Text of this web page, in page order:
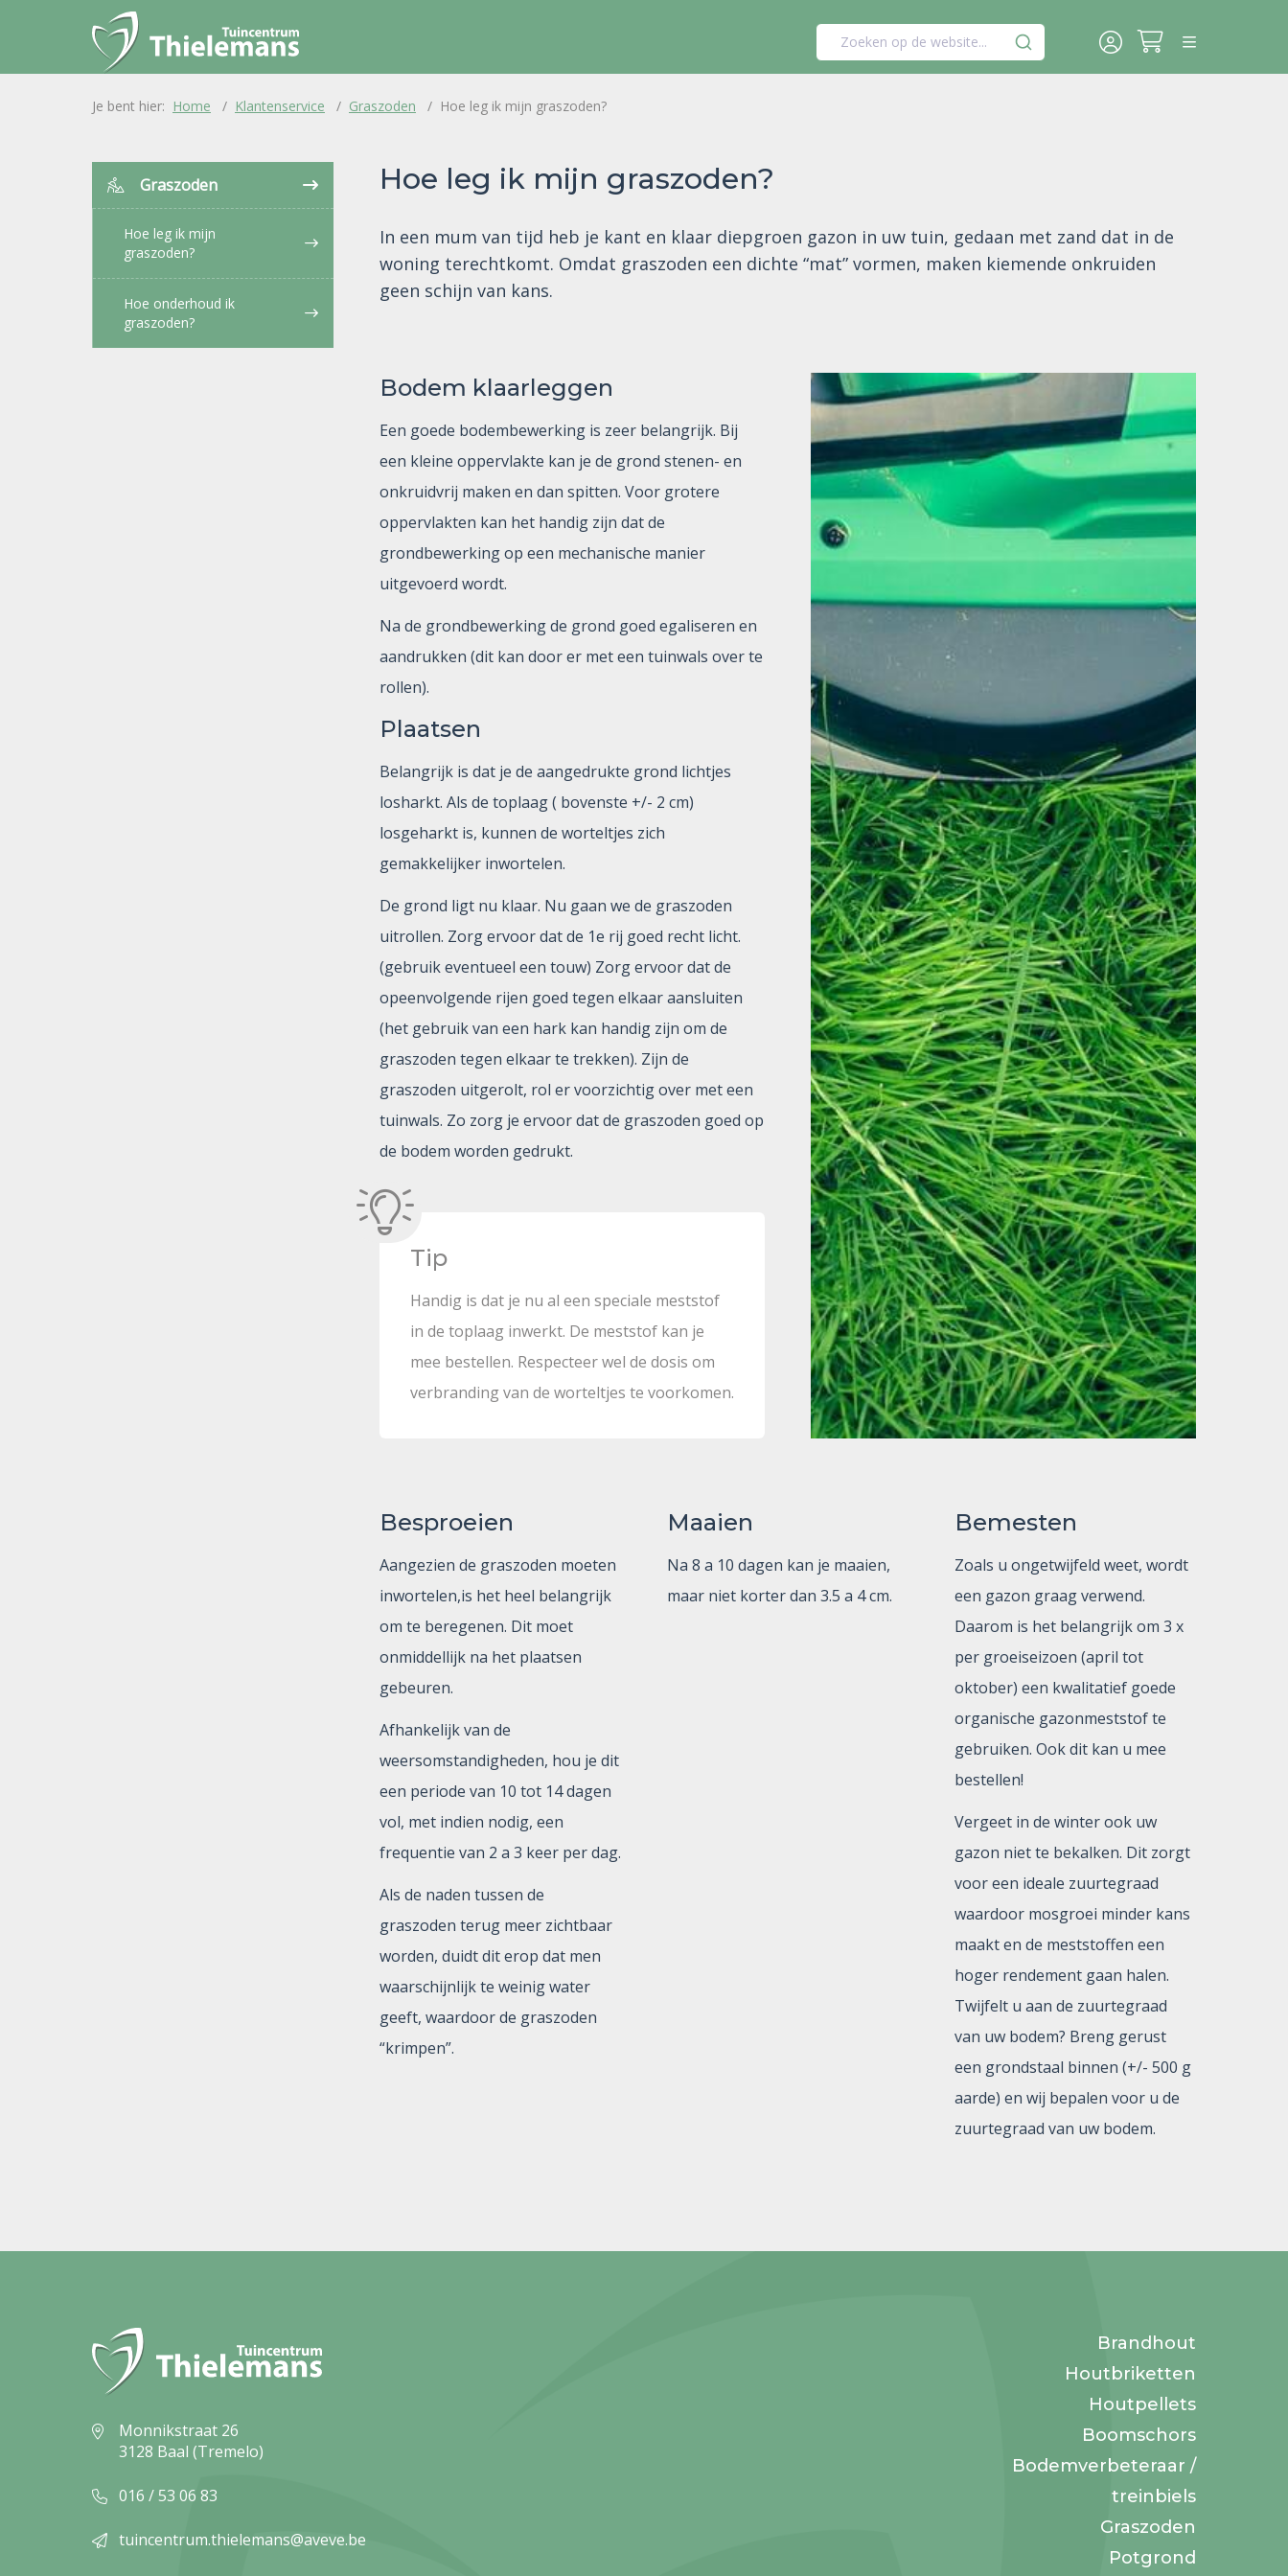
Zoeken op de website...
Home Klantenservice Graszoden Hoe leg ik mijn graszoden?
Graszoden
Hoe leg ik mijn
graszoden?
Hoe onderhoud ik
graszoden?
Hoe leg ik mijn graszoden?
In een mum van tijd heb je kant en klaar diepgroen gazon in uw tuin, gedaan met zand dat in de
woning terechtkomt. Omdat graszoden een dichte “mat” vormen, maken kiemende onkruiden
geen schijn van kans.
Bodem klaarleggen
Een goede bodembewerking is zeer belangrijk. Bij
een kleine oppervlakte kan je de grond stenen- en
onkruidvrij maken en dan spitten. Voor grotere
oppervlakten kan het handig zijn dat de
grondbewerking op een mechanische manier
uitgevoerd wordt.
Na de grondbewerking de grond goed egaliseren en
aandrukken (dit kan door er met een tuinwals over te
rollen).
Plaatsen
Belangrijk is dat je de aangedrukte grond lichtjes
losharkt. Als de toplaag ( bovenste +/- 2 cm)
losgeharkt is, kunnen de worteltjes zich
gemakkelijker inwortelen.
De grond ligt nu klaar. Nu gaan we de graszoden
uitrollen. Zorg ervoor dat de 1e rij goed recht licht.
(gebruik eventueel een touw) Zorg ervoor dat de
opeenvolgende rijen goed tegen elkaar aansluiten
(het gebruik van een hark kan handig zijn om de
graszoden tegen elkaar te trekken). Zijn de
graszoden uitgerolt, rol er voorzichtig over met een
tuinwals. Zo zorg je ervoor dat de graszoden goed op
de bodem worden gedrukt.
Tip
Handig is dat je nu al een speciale meststof
in de toplaag inwerkt. De meststof kan je
mee bestellen. Respecteer wel de dosis om
verbranding van de worteltjes te voorkomen.
Besproeien
Aangezien de graszoden moeten
inwortelen,is het heel belangrijk
om te beregenen. Dit moet
onmiddellijk na het plaatsen
gebeuren.
Afhankelijk van de
weersomstandigheden, hou je dit
een periode van 10 tot 14 dagen
vol, met indien nodig, een
frequentie van 2 a 3 keer per dag.
Als de naden tussen de
graszoden terug meer zichtbaar
worden, duidt dit erop dat men
waarschijnlijk te weinig water
geeft, waardoor de graszoden
“krimpen”.
Maaien
Na 8 a 10 dagen kan je maaien,
maar niet korter dan 3.5 a 4 cm.
Bemesten
Zoals u ongetwijfeld weet, wordt
een gazon graag verwend.
Daarom is het belangrijk om 3 x
per groeiseizoen (april tot
oktober) een kwalitatief goede
organische gazonmeststof te
gebruiken. Ook dit kan u mee
bestellen!
Vergeet in de winter ook uw
gazon niet te bekalken. Dit zorgt
voor een ideale zuurtegraad
waardoor mosgroei minder kans
maakt en de meststoffen een
hoger rendement gaan halen.
Twijfelt u aan de zuurtegraad
van uw bodem? Breng gerust
een grondstaal binnen (+/- 500 g
aarde) en wij bepalen voor u de
zuurtegraad van uw bodem.
Monnikstraat 26
3128 Baal (Tremelo)
016 / 53 06 83
tuincentrum.thielemans@aveve.be
Brandhout
Houtbriketten
Houtpellets
Boomschors
Bodemverbeteraar /
treinbiels
Graszoden
Potgrond